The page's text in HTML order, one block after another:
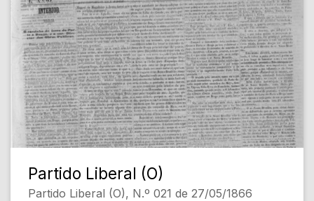
Partido Liberal (O)
Partido Liberal (O), N.º 021 de 27/05/1866